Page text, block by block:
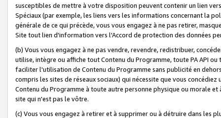
susceptibles de mettre à votre disposition peuvent contenir un lien
Spéciaux (par exemple, les liens vers les informations concernant la
générale de ce qui précède, vous vous engagez à ne pas retirer,
Site tout lien d'information vers l'Accord de protection des données
(b) Vous vous engagez à ne pas vendre, revendre, redistribuer,
utilise, intègre ou affiche tout Contenu du Programme, toute PA API
faciliter l'utilisation de Contenu du Programme sans publicité en
compris les sites de réseaux sociaux) qui nécessite que vous
Contenu du Programme à toute autre personne physique ou morale
site qui n'est pas le vôtre.
(c) Vous vous engagez à retirer et à supprimer ou à détruire dans les